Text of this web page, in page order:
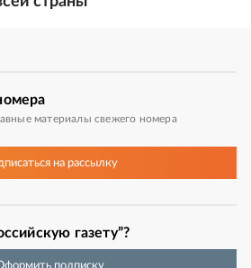
материалы свежего номера
на рассылку
газету”?
подписку